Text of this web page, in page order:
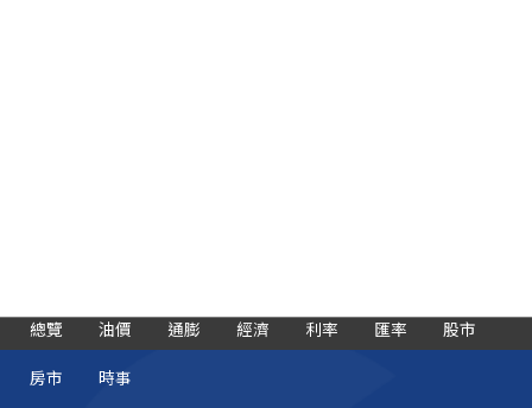
總覽 油價 通膨 經濟 利率 匯率 股市
房市 時事